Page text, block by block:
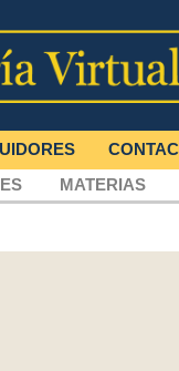
MATERIAS